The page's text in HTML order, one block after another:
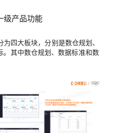
级产品功能
四大板块，分别是数仓规划、
其中数仓规划、数据标准和数